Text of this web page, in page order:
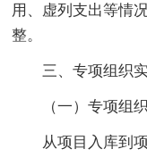
用、虚列支出等情
整。
三、专项组织
（一）专项组
从项目入库到